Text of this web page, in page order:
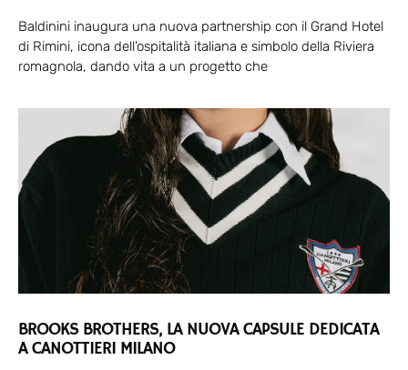
Baldinini inaugura una nuova partnership con il Grand Hotel
di Rimini, icona dell’ospitalità italiana e simbolo della Riviera
romagnola, dando vita a un progetto che
BROOKS BROTHERS, LA NUOVA CAPSULE DEDICATA
A CANOTTIERI MILANO